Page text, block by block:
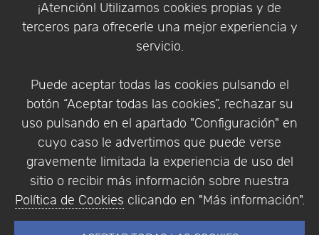
¡Atención! Utilizamos cookies propias y de
terceros para ofrecerle una mejor experiencia y
servicio.
Puede aceptar todas las cookies pulsando el
botón “Aceptar todas las cookies”, rechazar su
uso pulsando en el apartado "Configuración" en
cuyo caso le advertimos que puede verse
gravemente limitada la experiencia de uso del
sitio o recibir más información sobre nuestra
Política de Cookies clicando en "Más información".
Política de Privacidad
Condiciones de compra
Identificarse
Empresa|Aviso Legal| Política de Privacidad |
Política de Cookies
© Copyright 1994 - 2026. Addlink Software
Científico, S.L.